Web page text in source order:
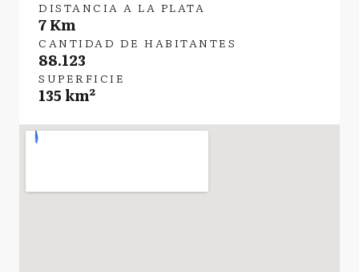
DISTANCIA A LA PLATA
7 Km
CANTIDAD DE HABITANTES
88.123
SUPERFICIE
135 km²